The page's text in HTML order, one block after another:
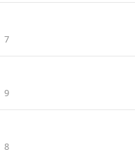
조회수
7
조회수
9
조회수
8